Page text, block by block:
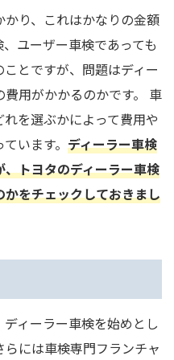
り、これはかなりの金額
ユーザー車検であっても
とですが、問題はディー
用がかかるのかです。 車
を選ぶかによって費用や
います。 ディーラー車検
トヨタのディーラー車検
をチェックしておきまし
ィーラー車検を始めとし
には車検専門フランチャ